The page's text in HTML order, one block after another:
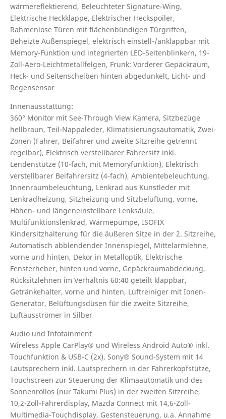
wärmereflektierend, Beleuchteter Signature-Wing,
Elektrische Heckklappe, Elektrischer Heckspoiler,
Rahmenlose Türen mit flächenbündigen Türgriffen,
Beheizte Außenspiegel, elektrisch einstell-/anklappbar mit
Memory-Funktion und integrierten LED-Seitenblinkern, 19-
Zoll-Aero-Leichtmetallfelgen, Frunk: Vorderer Gepäckraum,
Heck- und Seitenscheiben hinten abgedunkelt, Licht- und
Regensensor
Innenausstattung:
360° Monitor mit See-Through View Kamera, Sitzbezüge
hellbraun, Teil-Nappaleder, Klimatisierungsautomatik, Zwei-
Zonen (Fahrer, Beifahrer und zweite Sitzreihe getrennt
regelbar), Elektrisch verstellbarer Fahrersitz inkl.
Lendenstütze (10-fach, mit Memoryfunktion), Elektrisch
verstellbarer Beifahrersitz (4-fach), Ambientebeleuchtung,
Innenraumbeleuchtung, Lenkrad aus Kunstleder mit
Lenkradheizung, Sitzheizung und Sitzbelüftung, vorne,
Höhen- und längeneinstellbare Lenksäule,
Multifunktionslenkrad, Wärmepumpe, ISOFIX
Kindersitzhalterung für die äußeren Sitze in der 2. Sitzreihe,
Automatisch abblendender Innenspiegel, Mittelarmlehne,
vorne und hinten, Dekor in Metalloptik, Elektrische
Fensterheber, hinten und vorne, Gepäckraumabdeckung,
Rücksitzlehnen im Verhältnis 60:40 geteilt klappbar,
Getränkehalter, vorne und hinten, Luftreiniger mit Ionen-
Generator, Belüftungsdüsen für die zweite Sitzreihe,
Luftausströmer in Silber
Audio und Infotainment
Wireless Apple CarPlay® und Wireless Android Auto® inkl.
Touchfunktion & USB-C (2x), Sony® Sound-System mit 14
Lautsprechern inkl. Lautsprechern in der Fahrerkopfstütze,
Touchscreen zur Steuerung der Klimaautomatik und des
Sonnenrollos (nur Takumi Plus) in der zweiten Sitzreihe,
10,2-Zoll-Fahrerdisplay, Mazda Connect mit 14,6-Zoll-
Multimedia-Touchdisplay, Gestensteuerung, u.a. Annahme